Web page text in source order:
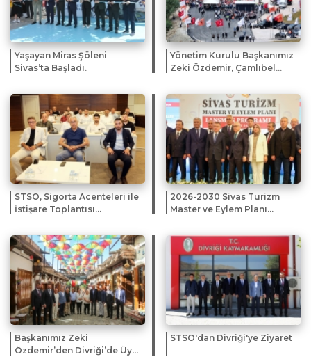
Yaşayan Miras Şöleni
Sivas’ta Başladı.
Yönetim Kurulu Başkanımız
Zeki Özdemir, Çamlıbel
Töreni’ne katıldı.
STSO, Sigorta Acenteleri ile
İstişare Toplantısı
2026-2030 Sivas Turizm
Master ve Eylem Planı
Başkanımız Zeki
Özdemir’den Divriği’de Üye
STSO'dan Divriği'ye Ziyaret